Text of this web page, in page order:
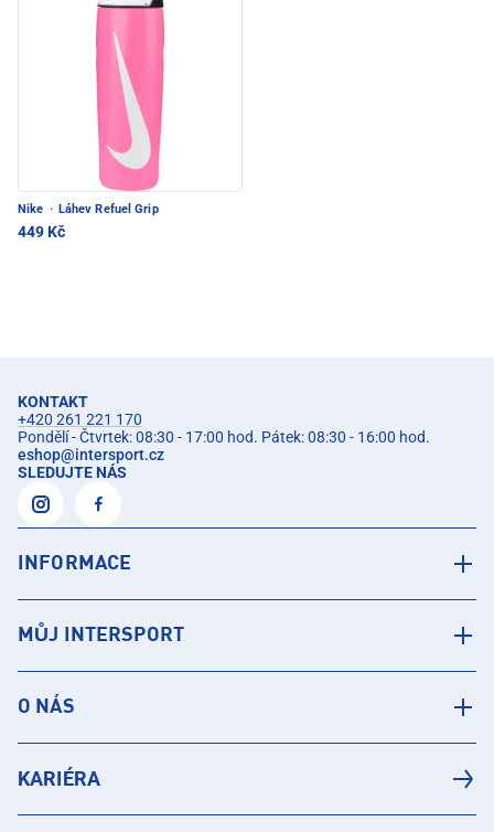
Nike · Láhev Refuel Grip
449 Kč
KONTAKT
+420 261 221 170
Pondělí - Čtvrtek: 08:30 - 17:00 hod. Pátek: 08:30 - 16:00 hod.
eshop@intersport.cz
SLEDUJTE NÁS
INFORMACE
MŮJ INTERSPORT
O NÁS
KARIÉRA